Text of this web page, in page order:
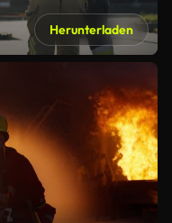
Herunterladen